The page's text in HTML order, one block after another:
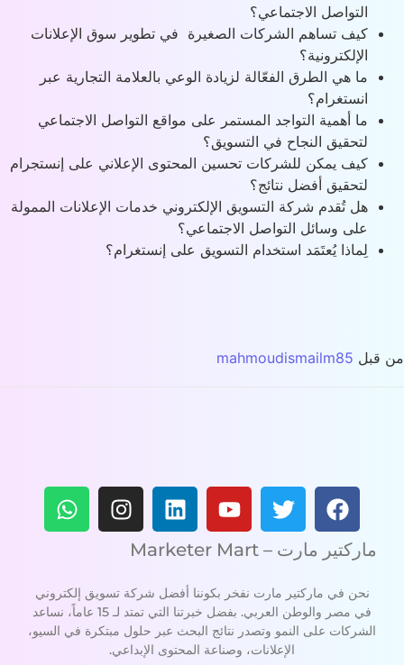
التواصل الاجتماعي؟
كيف تساهم الشركات الصغيرة في تطوير سوق الإعلانات
الإلكترونية؟
ما هي الطرق الفعّالة لزيادة الوعي بالعلامة التجارية عبر
انستغرام؟
ما أهمية التواجد المستمر على مواقع التواصل الاجتماعي
لتحقيق النجاح في التسويق؟
كيف يمكن للشركات تحسين المحتوى الإعلاني على إنستجرام
لتحقيق أفضل نتائج؟
هل تُقدم شركة التسويق الإلكتروني خدمات الإعلانات الممولة
على وسائل التواصل الاجتماعي؟
لِماذا يُعتَمَد استخدام التسويق على إنستغرام؟
قبلmahmoudismailm85
ماركتير مارت – Marketer Mart
نحن في ماركتير مارت نفخر بكوننا أفضل شركة تسويق إلكتروني
في مصر والوطن العربي. بفضل خبرتنا التي تمتد لـ 15 عاماً، نساعد
الشركات على النمو وتصدر نتائج البحث عبر حلول مبتكرة في السيو،
الإعلانات، وصناعة المحتوى الإبداعي.